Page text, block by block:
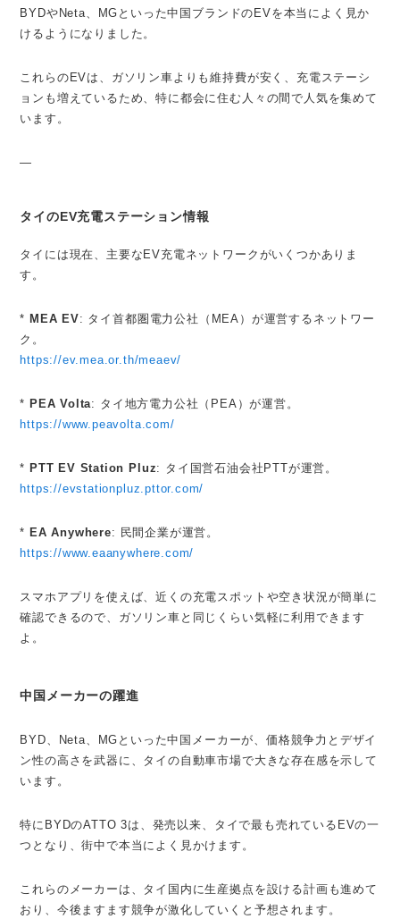
BYDやNeta、MGといった中国ブランドのEVを本当によく見か
けるようになりました。
これらのEVは、ガソリン車よりも維持費が安く、充電ステーシ
ョンも増えているため、特に都会に住む人々の間で人気を集めて
います。
—
タイのEV充電ステーション情報
タイには現在、主要なEV充電ネットワークがいくつかありま
す。
* MEA EV: タイ首都圏電力公社（MEA）が運営するネットワー
ク。
https://ev.mea.or.th/meaev/
* PEA Volta: タイ地方電力公社（PEA）が運営。
https://www.peavolta.com/
* PTT EV Station Pluz: タイ国営石油会社PTTが運営。
https://evstationpluz.pttor.com/
* EA Anywhere: 民間企業が運営。
https://www.eaanywhere.com/
スマホアプリを使えば、近くの充電スポットや空き状況が簡単に
確認できるので、ガソリン車と同じくらい気軽に利用できます
よ。
中国メーカーの躍進
BYD、Neta、MGといった中国メーカーが、価格競争力とデザイ
ン性の高さを武器に、タイの自動車市場で大きな存在感を示して
います。
特にBYDのATTO 3は、発売以来、タイで最も売れているEVの一
つとなり、街中で本当によく見かけます。
これらのメーカーは、タイ国内に生産拠点を設ける計画も進めて
おり、今後ますます競争が激化していくと予想されます。